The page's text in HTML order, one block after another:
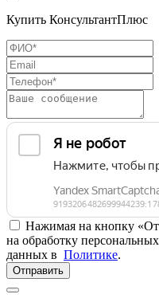
Купить КонсультантПлюс
Нажимая на кнопку
на обработку
данных в Политике.
Отправить